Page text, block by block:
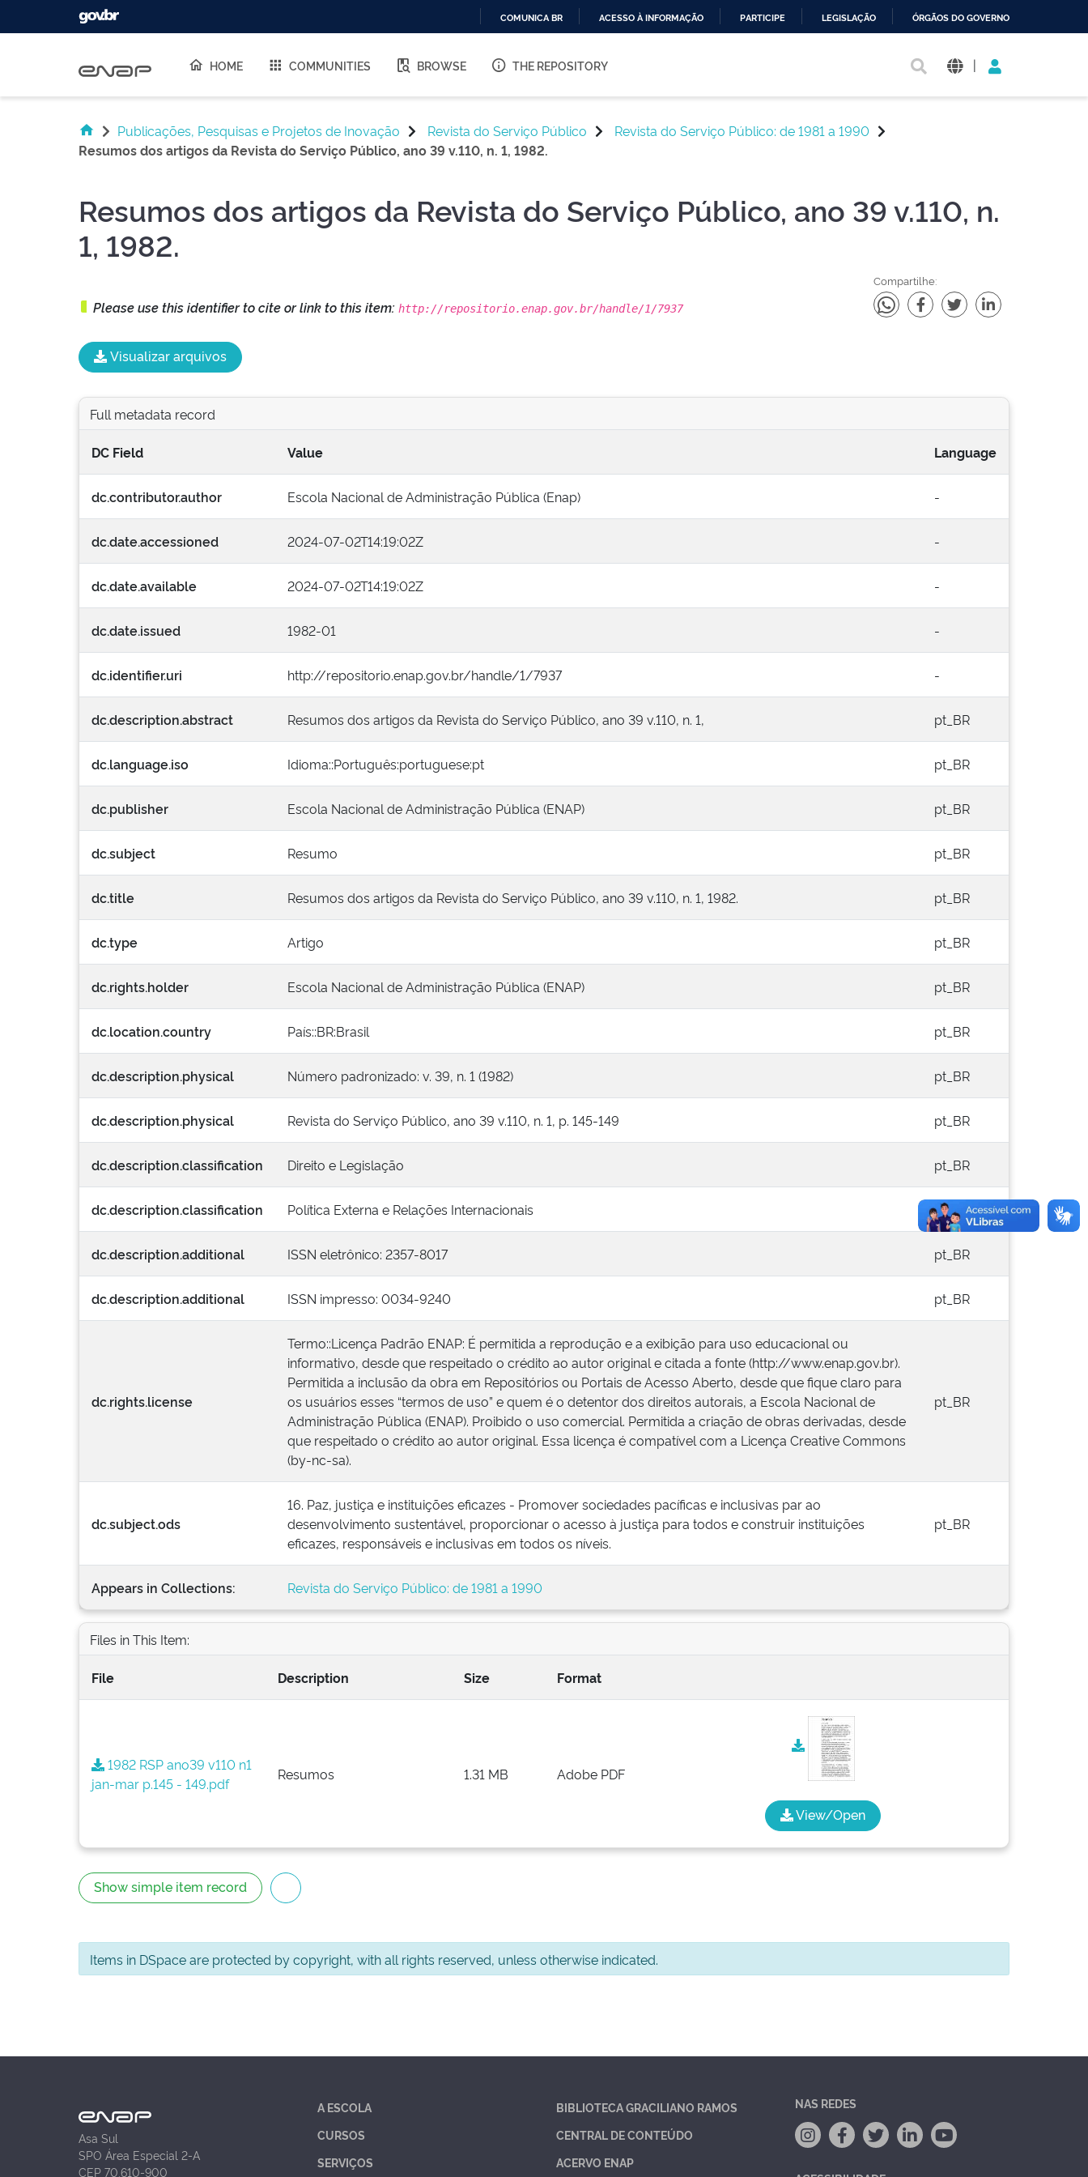
O
COMUNICA BR ACESSO À INFORMAÇÃO PARTICIPE LEGISLAÇÃO ÓRGÃOS DO GOVERNO
HOME COMMUNITIES BROWSE THE REPOSITORY |
Publicações, Pesquisas e Projetos de Inovação Revista do Serviço Público
Revista do Serviço Público: de 1981 a 1990
Resumos dos artigos da Revista do Serviço Público, ano 39 v.110, n. 1, 1982.
Resumos dos artigos da Revista do Serviço Público, ano 39 v.110, n.
1, 1982.
Please use this identifier to cite or link to this item: http://repositorio.enap.gov.br/handle/1/7937
Compartilhe:
Visualizar arquivos
Full metadata record
DC Field Value Language
dc.contributor.author Escola Nacional de Administração Pública (Enap) -
dc.date.accessioned 2024-07-02T14:19:02Z -
dc.date.available 2024-07-02T14:19:02Z -
dc.date.issued 1982-01 -
dc.identifier.uri http://repositorio.enap.gov.br/handle/1/7937 -
dc.description.abstract Resumos dos artigos da Revista do Serviço Público, ano 39 v.110, n. 1, pt_BR
dc.language.iso Idioma::Português:portuguese:pt pt_BR
dc.publisher Escola Nacional de Administração Pública (ENAP) pt_BR
dc.subject Resumo pt_BR
dc.title Resumos dos artigos da Revista do Serviço Público, ano 39 v.110, n. 1, 1982. pt_BR
dc.type Artigo pt_BR
dc.rights.holder Escola Nacional de Administração Pública (ENAP) pt_BR
dc.location.country País::BR:Brasil pt_BR
dc.description.physical Número padronizado: v. 39, n. 1 (1982) pt_BR
dc.description.physical Revista do Serviço Público, ano 39 v.110, n. 1, p. 145-149 pt_BR
dc.description.classification Direito e Legislação pt_BR
dc.description.classification Política Externa e Relações Internacionais pt_BR
dc.description.additional ISSN eletrônico: 2357-8017 pt_BR
dc.description.additional ISSN impresso: 0034-9240 pt_BR
dc.rights.license
Termo::Licença Padrão ENAP: É permitida a reprodução e a exibição para uso educacional ou
informativo, desde que respeitado o crédito ao autor original e citada a fonte (http://www.enap.gov.br).
Permitida a inclusão da obra em Repositórios ou Portais de Acesso Aberto, desde que fique claro para
os usuários esses “termos de uso” e quem é o detentor dos direitos autorais, a Escola Nacional de
Administração Pública (ENAP). Proibido o uso comercial. Permitida a criação de obras derivadas, desde
que respeitado o crédito ao autor original. Essa licença é compatível com a Licença Creative Commons
(by-nc-sa).
pt_BR
dc.subject.ods
16. Paz, justiça e instituições eficazes - Promover sociedades pacíficas e inclusivas par ao
desenvolvimento sustentável, proporcionar o acesso à justiça para todos e construir instituições
eficazes, responsáveis e inclusivas em todos os níveis.
pt_BR
Appears in Collections: Revista do Serviço Público: de 1981 a 1990
Files in This Item:
File Description Size Format
1982 RSP ano39 v110 n1
jan-mar p.145 - 149.pdf
Resumos 1.31 MB Adobe PDF
View/Open
Show simple item record
Items in DSpace are protected by copyright, with all rights reserved, unless otherwise indicated.
Asa Sul
SPO Área Especial 2-A
CEP 70.610-900
A ESCOLA
CURSOS
SERVIÇOS
BIBLIOTECA GRACILIANO RAMOS
CENTRAL DE CONTEÚDO
ACERVO ENAP
NAS REDES